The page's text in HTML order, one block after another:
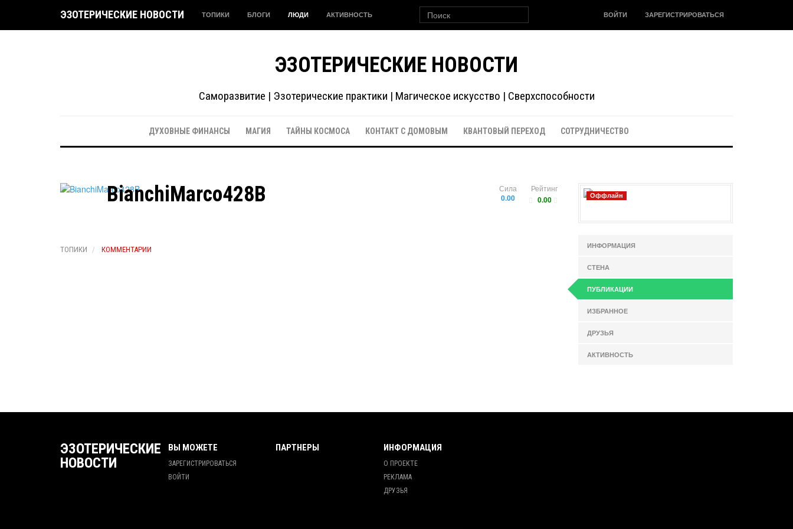
ЭЗОТЕРИЧЕСКИЕ НОВОСТИ ТОПИКИ БЛОГИ ЛЮДИ АКТИВНОСТЬ ВОЙТИ ЗАРЕГИСТРИРОВАТЬСЯ
ЭЗОТЕРИЧЕСКИЕ НОВОСТИ
Саморазвитие | Эзотерические практики | Магическое искусство | Сверхспособности
ДУХОВНЫЕ ФИНАНСЫ МАГИЯ ТАЙНЫ КОСМОСА КОНТАКТ С ДОМОВЫМ КВАНТОВЫЙ ПЕРЕХОД СОТРУДНИЧЕСТВО
Рейтинг
0.00
Сила
0.00
BianchiMarco428B
ТОПИКИ КОММЕНТАРИИ
Оффлайн
ИНФОРМАЦИЯ
СТЕНА
ПУБЛИКАЦИИ
ИЗБРАННОЕ
ДРУЗЬЯ
АКТИВНОСТЬ
ЭЗОТЕРИЧЕСКИЕ
НОВОСТИ
ВЫ МОЖЕТЕ
ЗАРЕГИСТРИРОВАТЬСЯ
ВОЙТИ
ПАРТНЕРЫ ИНФОРМАЦИЯ
О ПРОЕКТЕ
РЕКЛАМА
ДРУЗЬЯ